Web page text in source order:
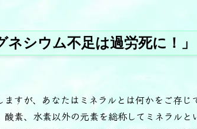
シウム不足は過労死に！」
すが、あなたはミネラルとは何かをご存じ
素、水素以外の元素を総称してミネラルと